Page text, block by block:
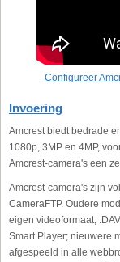
Configureer
Invoering
Amcrest biedt bedrade
1080p, 3MP en 4MP,
Amcrest-camera's een
Amcrest-camera's zijn
CameraFTP. Oudere
eigen videoformaat,
Smart Player; nieuwere
afgespeeld in alle